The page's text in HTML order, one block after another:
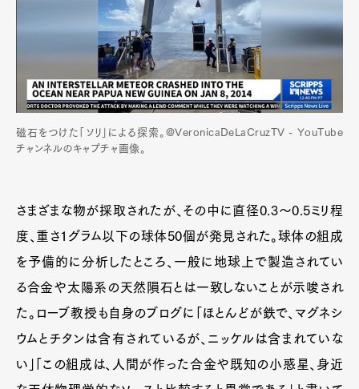
磁石をつけた「ソリ」による探索。@VeronicaDeLaCruzTV - YouTube
チャンネルのキャプチャ画像。
さまざまな物が採取されたが、その中に直径0.3～0.5ミリ程
度、重さ1グラム以下の球体50個が発見された。球体の組成
を予備的に分析したところ、一般に地球上で製造されてい
る合金や太陽系の天然隕石とは一致しないことが示唆され
た。ローブ教授も自身のブログに「ほとんどが鉄で、マグネシ
ウムとチタンは含有されているが、ニッケルは含まれていな
い」「この組成は、人間が作った合金や既知の小惑星、身近